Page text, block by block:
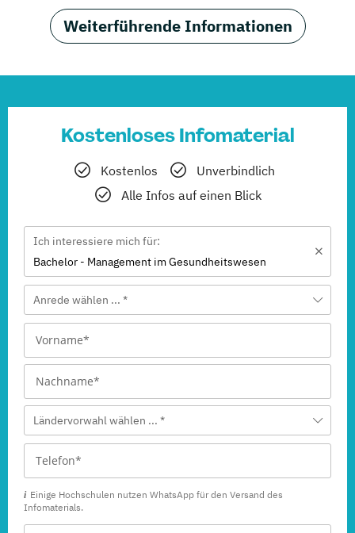
Weiterführende Informationen
Kostenloses Infomaterial
Kostenlos
Unverbindlich
Alle Infos auf einen Blick
Ich interessiere mich für:
Bachelor - Management im Gesundheitswesen
Anrede wählen ... *
Ländervorwahl wählen ... *
Einige Hochschulen nutzen WhatsApp für den Versand des
Infomaterials.